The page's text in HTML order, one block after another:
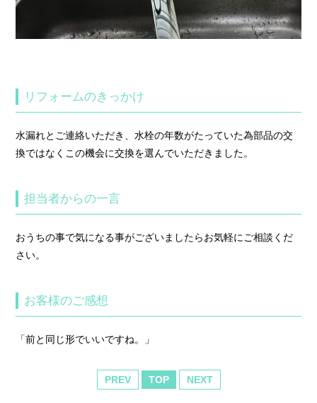
リフォームのきっかけ
水漏れとご連絡いただき、水栓の年数がたっていた為部品の交
換ではなくこの機会に交換を選んでいただきました。
担当者からの一言
おうちの事で気になる事がございましたらお気軽にご相談くだ
さい。
お客様のご感想
「前と同じ形でいいですね。」
PREV TOP NEXT